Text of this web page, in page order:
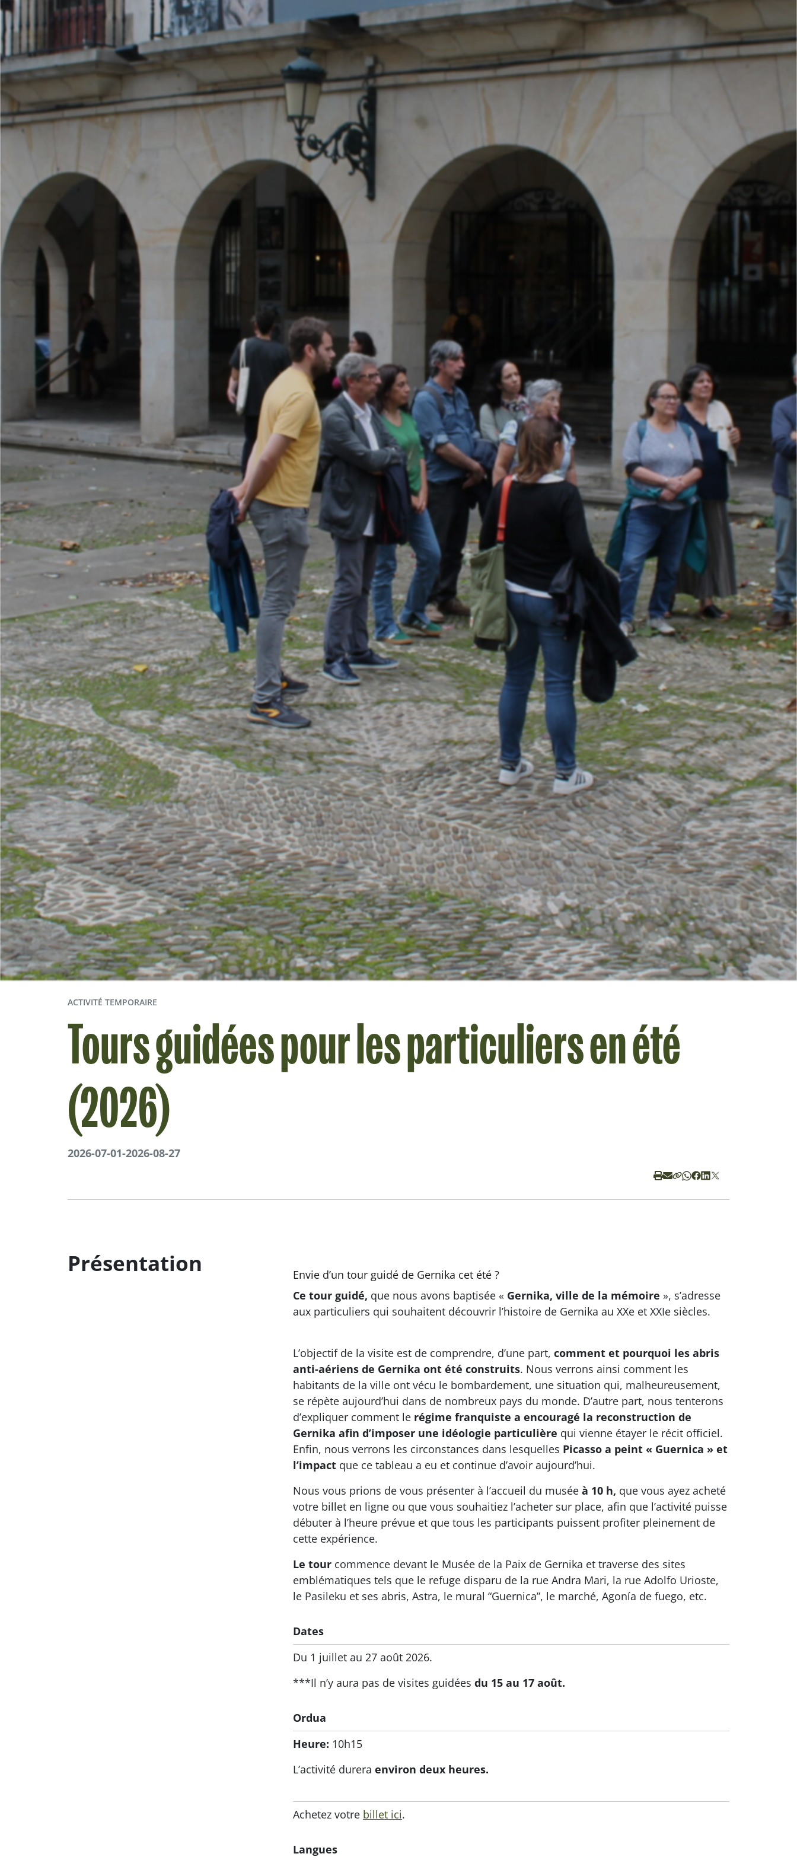
ACTIVITÉ TEMPORAIRE
Tours guidées pour les particuliers en été
(2026)
2026-07-01-2026-08-27
Présentation
Envie d’un tour guidé de Gernika cet été ?
Ce tour guidé, que nous avons baptisée « Gernika, ville de la mémoire », s’adresse
aux particuliers qui souhaitent découvrir l’histoire de Gernika au XXe et XXIe siècles.
L’objectif de la visite est de comprendre, d’une part, comment et pourquoi les abris
anti-aériens de Gernika ont été construits. Nous verrons ainsi comment les
habitants de la ville ont vécu le bombardement, une situation qui, malheureusement,
se répète aujourd’hui dans de nombreux pays du monde. D’autre part, nous tenterons
d’expliquer comment le régime franquiste a encouragé la reconstruction de
Gernika afin d’imposer une idéologie particulière qui vienne étayer le récit officiel.
Enfin, nous verrons les circonstances dans lesquelles Picasso a peint « Guernica » et
l’impact que ce tableau a eu et continue d’avoir aujourd’hui.
Nous vous prions de vous présenter à l’accueil du musée à 10 h, que vous ayez acheté
votre billet en ligne ou que vous souhaitiez l’acheter sur place, afin que l’activité puisse
débuter à l’heure prévue et que tous les participants puissent profiter pleinement de
cette expérience.
Le tour commence devant le Musée de la Paix de Gernika et traverse des sites
emblématiques tels que le refuge disparu de la rue Andra Mari, la rue Adolfo Urioste,
le Pasileku et ses abris, Astra, le mural “Guernica”, le marché, Agonía de fuego, etc.
Dates
Du 1 juillet au 27 août 2026.
***Il n’y aura pas de visites guidées du 15 au 17 août.
Ordua
Heure: 10h15
L’activité durera environ deux heures.
Achetez votre billet ici.
Langues